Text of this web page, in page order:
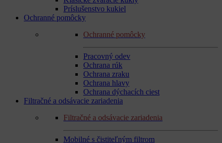
Príslušenstvo kukiel
Ochranné pomôcky
Ochranné pomôcky
Pracovný odev
Ochrana rúk
Ochrana zraku
Ochrana hlavy
Ochrana dýchacích ciest
Filtračné a odsávacie zariadenia
Filtračné a odsávacie zariadenia
Mobilné s čistiteľným filtrom